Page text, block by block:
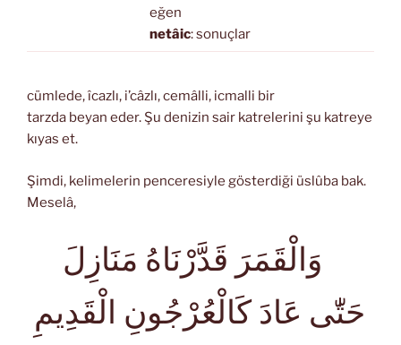
eğen
netâic: sonuçlar
cümlede, îcazlı, i’câzlı, cemâlli, icmalli bir
tarzda beyan eder. Şu denizin sair katrelerini şu katreye
kıyas et.
Şimdi, kelimelerin penceresiyle gösterdiği üslûba bak.
Meselâ,
حَتّٰى عَادَ كَالْعُرْجُونِ الْقَدِيمِ